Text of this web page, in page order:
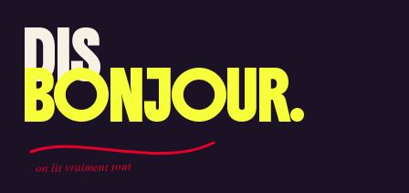
DIS
BONJOUR.
on lit vraiment tout